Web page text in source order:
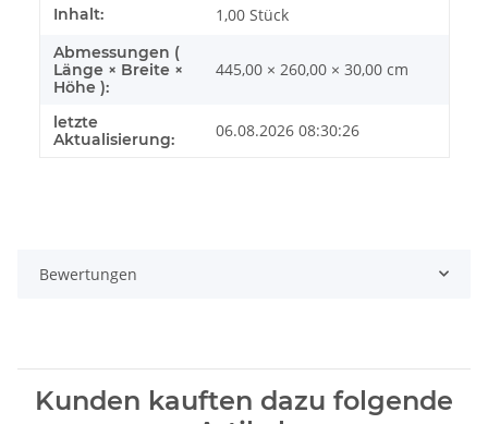
Produkteigenschaft
Wert
Inhalt: 1,00 Stück
Abmessungen (
Länge × Breite ×
Höhe ):
445,00 × 260,00 × 30,00 cm
letzte
Aktualisierung:
06.08.2026 08:30:26
Bewertungen
Kunden kauften dazu folgende